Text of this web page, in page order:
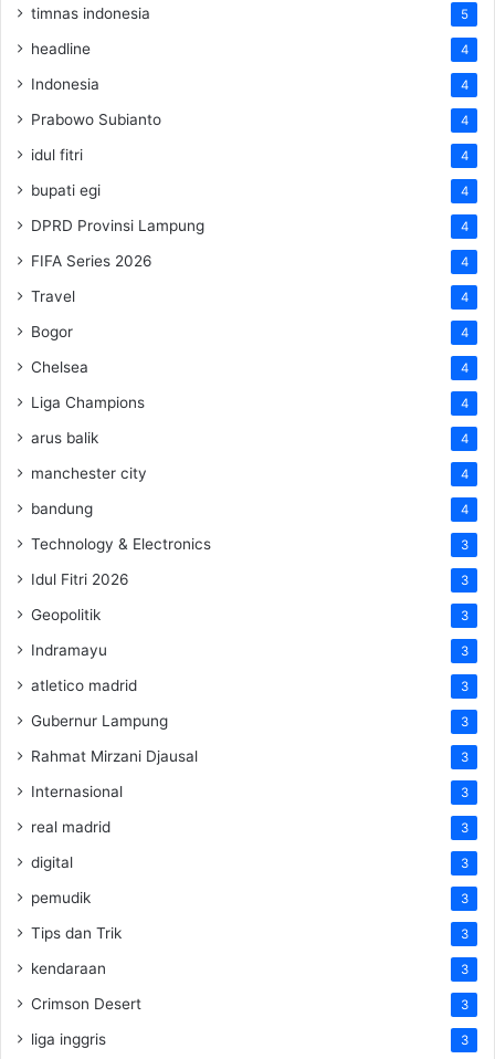
timnas indonesia 5
headline 4
Indonesia 4
Prabowo Subianto 4
idul fitri 4
bupati egi 4
DPRD Provinsi Lampung 4
FIFA Series 2026 4
Travel 4
Bogor 4
Chelsea 4
Liga Champions 4
arus balik 4
manchester city 4
bandung 4
Technology & Electronics 3
Idul Fitri 2026 3
Geopolitik 3
Indramayu 3
atletico madrid 3
Gubernur Lampung 3
Rahmat Mirzani Djausal 3
Internasional 3
real madrid 3
digital 3
pemudik 3
Tips dan Trik 3
kendaraan 3
Crimson Desert 3
liga inggris 3